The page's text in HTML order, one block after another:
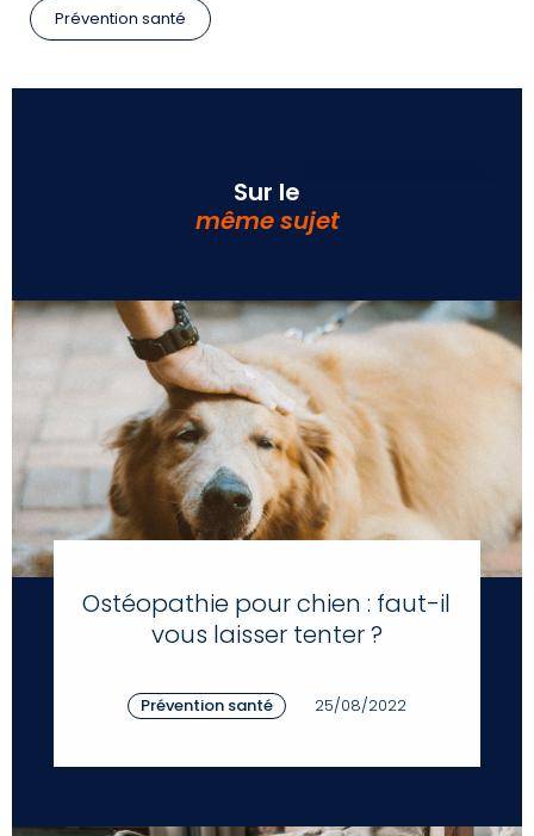
Prévention santé
Sur le
même sujet
Ostéopathie pour chien : faut-il
vous laisser tenter ?
Prévention santé 25/08/2022